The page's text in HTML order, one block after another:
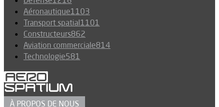
Aéronautique1103
Transport spatial1101
Constructeurs862
Aviation commerciale814
Technologie581
À PROPOS DE NOUS